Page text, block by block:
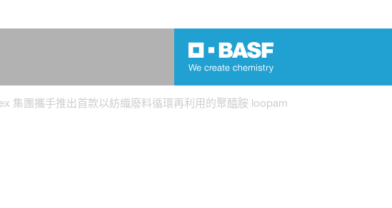
集團攜手推出首款以紡織廢料循環再利用的聚醯胺 loopamid